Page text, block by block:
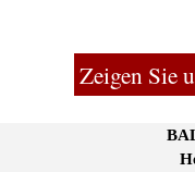
Zeigen Sie